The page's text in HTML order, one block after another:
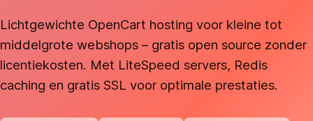
Lichtgewichte OpenCart hosting voor kleine tot
middelgrote webshops – gratis open source zonder
licentiekosten. Met LiteSpeed servers, Redis
caching en gratis SSL voor optimale prestaties.